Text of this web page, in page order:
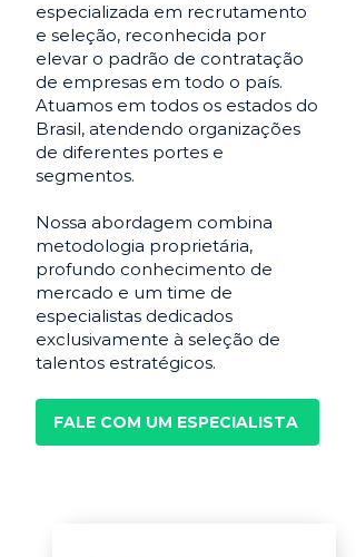
especializada em recrutamento
e seleção, reconhecida por
elevar o padrão de contratação
de empresas em todo o país.
Atuamos em todos os estados do
Brasil, atendendo organizações
de diferentes portes e
segmentos.
Nossa abordagem combina
metodologia proprietária,
profundo conhecimento de
mercado e um time de
especialistas dedicados
exclusivamente à seleção de
talentos estratégicos.
FALE COM UM ESPECIALISTA